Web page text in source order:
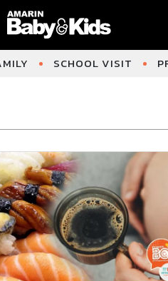
SCHOOL VISIT